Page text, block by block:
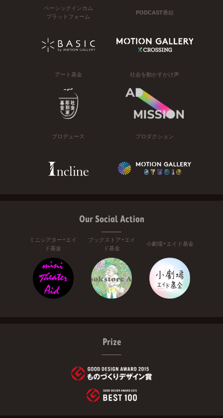
ベーシックインカム
プラットフォーム
PODCAST番組
アート基金 社会を動かすかけ声
プロデュース プロダクション
Our Social Action
ミニシアター・エイ
ド基金
ブックストア・エイ
ド基金
小劇場・エイド基金
Prize